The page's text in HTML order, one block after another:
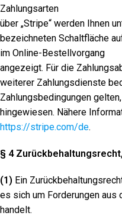
Zahlungsarten
über „Stripe“ werden Ihnen
bezeichneten Schaltfläche
im Online-Bestellvorgang
angezeigt. Für die
weiterer Zahlungsdienste
Zahlungsbedingungen
hingewiesen. Nähere
https://stripe.com/de.
§ 4 Zurückbehaltungsrecht
(1) Ein
es sich um Forderungen
handelt.